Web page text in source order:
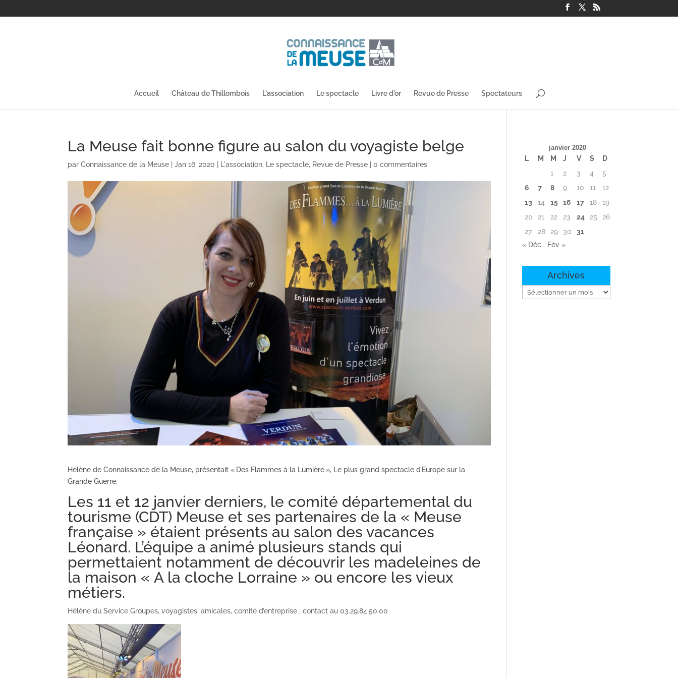
Accueil Château de Thillombois L'association Le spectacle Livre d'or Revue de Presse Spectateurs
La Meuse fait bonne figure au salon du voyagiste belge
parConnaissance de la Meuse |Jan 16, 2020 | L'association, Le spectacle, Revue de Presse |0 commentaires
Hélène de Connaissance de la Meuse, présentait « Des Flammes à la Lumière », Le plus grand spectacle d’Europe sur la
Grande Guerre.
Les 11 et 12 janvier derniers, le comité départemental du
tourisme (CDT) Meuse et ses partenaires de la « Meuse
française » étaient présents au salon des vacances
Léonard. L’équipe a animé plusieurs stands qui
permettaient notamment de découvrir les madeleines de
la maison « A la cloche Lorraine » ou encore les vieux
métiers.
Hélène du Service Groupes, voyagistes, amicales, comité d’entreprise ; contact au 03.29.84.50.00
janvier 2020
L M M J V S
D
1
2 3 4
5
6
7 8 9 10 11
12
13
14 15 16 17 18
19
20
21 22 23 24 25
26
27
28 29 30
31
« Déc
Fév »
Archives
Archives